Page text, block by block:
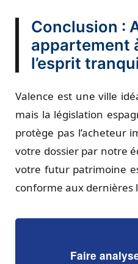
Conclusion :
appartement
l’esprit
Valence est une ville
mais la législation
protège pas l’acheteur
votre dossier par notre
votre futur patrimoine
conforme aux dernières
Faire